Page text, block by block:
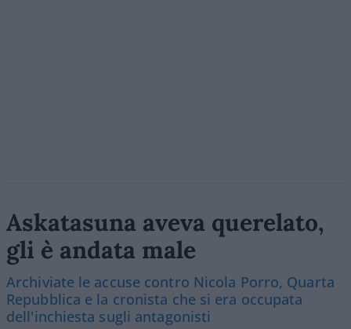
Askatasuna aveva querelato,
gli è andata male
Archiviate le accuse contro Nicola Porro, Quarta
Repubblica e la cronista che si era occupata
dell'inchiesta sugli antagonisti